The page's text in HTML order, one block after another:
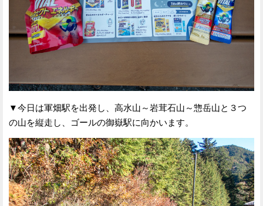
▼今日は軍畑駅を出発し、高水山～岩茸石山～惣岳山と３つ
の山を縦走し、ゴールの御嶽駅に向かいます。